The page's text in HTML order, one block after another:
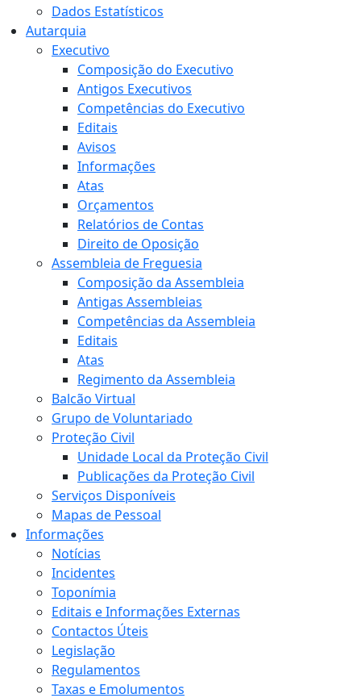
Dados Estatísticos
Autarquia
Executivo
Composição do Executivo
Antigos Executivos
Competências do Executivo
Editais
Avisos
Informações
Atas
Orçamentos
Relatórios de Contas
Direito de Oposição
Assembleia de Freguesia
Composição da Assembleia
Antigas Assembleias
Competências da Assembleia
Editais
Atas
Regimento da Assembleia
Balcão Virtual
Grupo de Voluntariado
Proteção Civil
Unidade Local da Proteção Civil
Publicações da Proteção Civil
Serviços Disponíveis
Mapas de Pessoal
Informações
Notícias
Incidentes
Toponímia
Editais e Informações Externas
Contactos Úteis
Legislação
Regulamentos
Taxas e Emolumentos